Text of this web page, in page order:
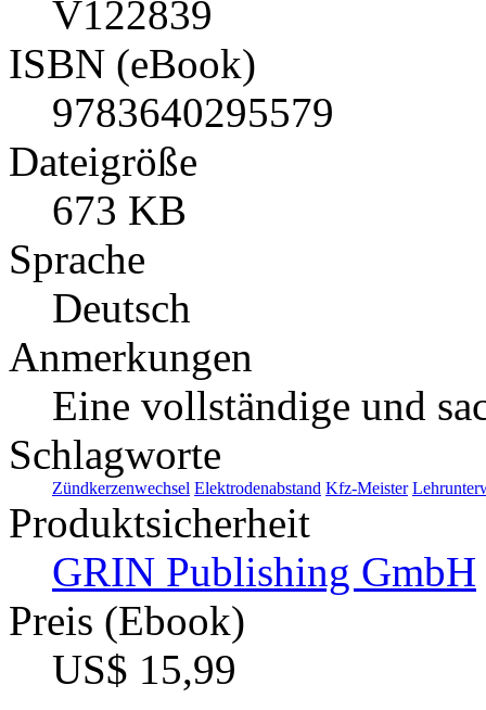
V122839
ISBN (eBook)
9783640295579
Dateigröße
673 KB
Sprache
Deutsch
Anmerkungen
Eine vollständige und
Schlagworte
Zündkerzenwechsel Elektrodenabstand Kfz-Meister
Produktsicherheit
GRIN Publishing GmbH
Preis (Ebook)
US$ 15,99